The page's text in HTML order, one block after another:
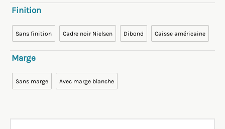
Finition
Sans finition Cadre noir Nielsen Dibond Caisse américaine
Marge
Sans marge Avec marge blanche